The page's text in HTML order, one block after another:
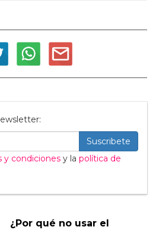
Suscribete
y condiciones y la política de
¿Por qué no usar el